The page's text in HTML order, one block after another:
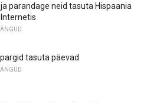
parandage neid tasuta Hispaania
tasuta päevad